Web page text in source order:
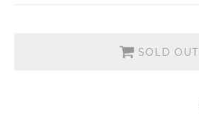
SOLD OUT